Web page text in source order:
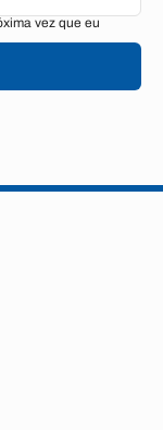
vez que eu